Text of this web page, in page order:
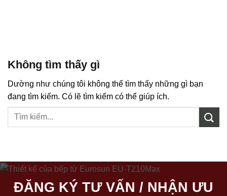
Không tìm thấy gì
Dường như chúng tôi không thể tìm thấy những gì bạn
đang tìm kiếm. Có lẽ tìm kiếm có thể giúp ích.
ĐĂNG KÝ TƯ VẤN / NHẬN ƯU